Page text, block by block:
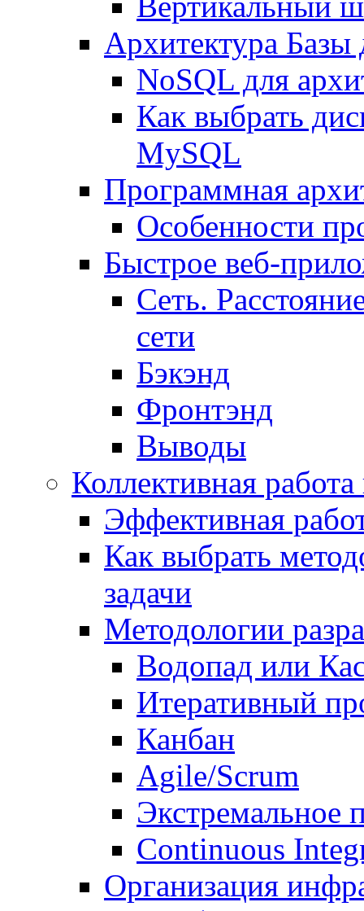
Архитектура
NoSQL для
Как выбрать
MySQL
Программная
Особенности
Быстрое веб-
Сеть.
сети
Бэкэнд
Фронтэнд
Выводы
Коллективная
Эффективная
Как выбрать
задачи
Методологии
Водопад или
Итеративный
Канбан
Agile/Scrum
Экстремальное
Continuous
Организация